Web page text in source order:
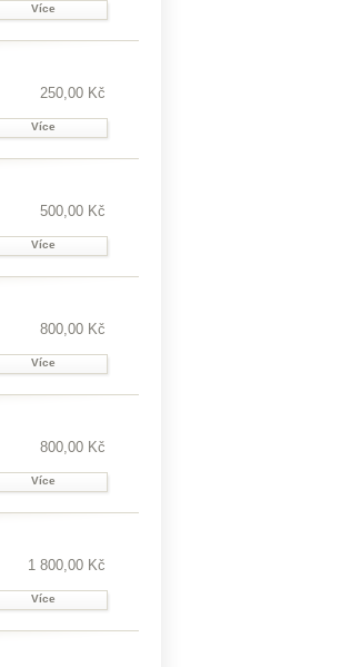
Více
250,00 Kč
Více
500,00 Kč
Více
800,00 Kč
Více
800,00 Kč
Více
1 800,00 Kč
Více